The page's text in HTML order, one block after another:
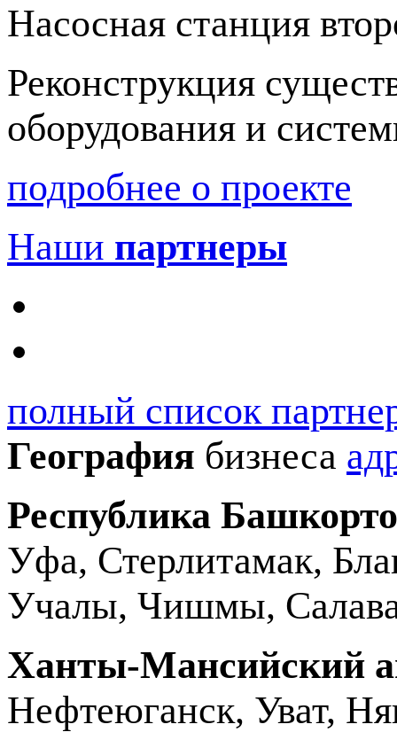
Насосная станция
Реконструкция
оборудования и
подробнее о проекте
Наши партнеры
полный список
География бизнеса
Республика
Уфа, Стерлитамак,
Учалы, Чишмы,
Ханты-Мансийский
Нефтеюганск, Уват,